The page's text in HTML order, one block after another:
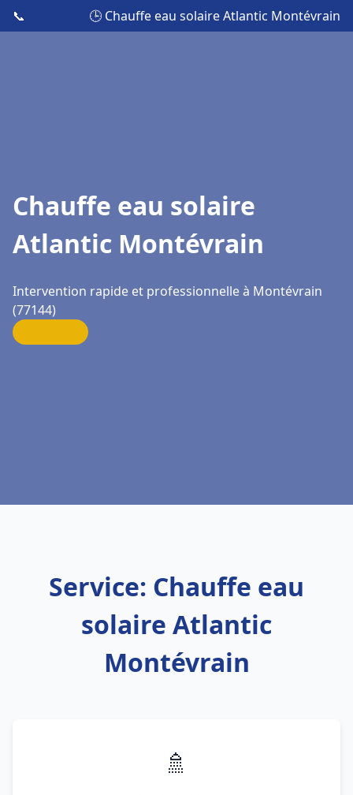
📞 🕒 Chauffe eau solaire Atlantic Montévrain
Chauffe eau solaire
Atlantic Montévrain
Intervention rapide et professionnelle à Montévrain
(77144)
Service: Chauffe eau
solaire Atlantic
Montévrain
🚿